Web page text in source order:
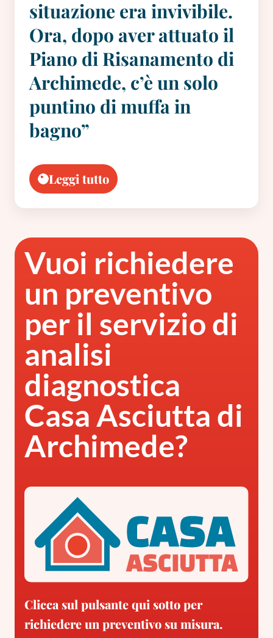
situazione era invivibile.
Ora, dopo aver attuato il
Piano di Risanamento di
Archimede, c’è un solo
puntino di muffa in
bagno”
Leggi tutto
Vuoi richiedere
un preventivo
per il servizio di
analisi
diagnostica
Casa Asciutta di
Archimede?
Clicca sul pulsante qui sotto per
richiedere un preventivo su misura.